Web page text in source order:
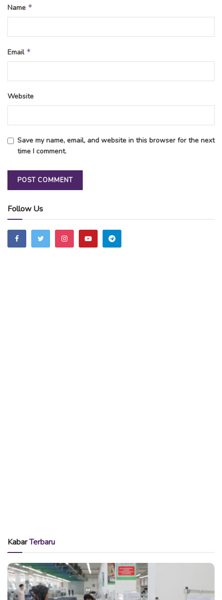
Name *
Email *
Website
Save my name, email, and website in this browser for the next
time I comment.
Follow Us
KabarTerbaru